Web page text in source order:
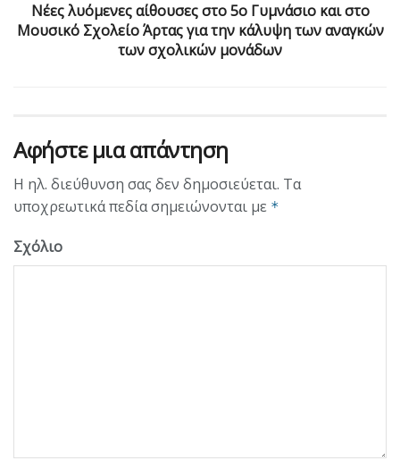
Νέες λυόμενες αίθουσες στο 5ο Γυμνάσιο και στο
Μουσικό Σχολείο Άρτας για την κάλυψη των αναγκών
των σχολικών μονάδων
Αφήστε μια απάντηση
Η ηλ. διεύθυνση σας δεν δημοσιεύεται. Τα
υποχρεωτικά πεδία σημειώνονται με *
Σχόλιο